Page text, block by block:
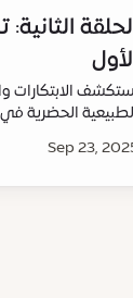
الابتكارات
الحضرية
Sep 23,